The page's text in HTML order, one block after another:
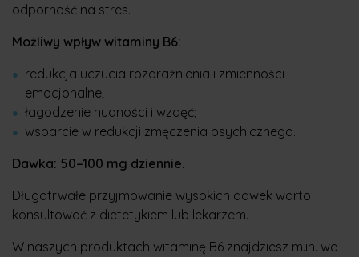
odporność na stres.
Możliwy wpływ witaminy B6:
redukcja uczucia rozdrażnienia i zmienności
emocjonalne;
łagodzenie nudności i wzdęć;
wsparcie w redukcji zmęczenia psychicznego.
Dawka: 50–100 mg dziennie.
Długotrwałe przyjmowanie wysokich dawek warto
konsultować z dietetykiem lub lekarzem.
W naszych produktach witaminę B6 znajdziesz m.in. we